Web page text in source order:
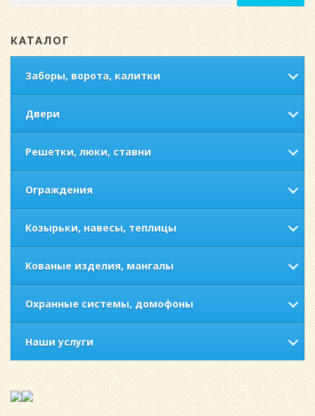
КАТАЛОГ
Заборы, ворота, калитки
Двери
Решетки, люки, ставни
Ограждения
Козырьки, навесы, теплицы
Кованые изделия, мангалы
Охранные системы, домофоны
Наши услуги